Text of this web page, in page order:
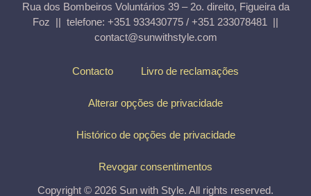
Rua dos Bombeiros Voluntários 39 – 2o. direito, Figueira da
Foz || telefone: +351 933430775 / +351 233078481 ||
contact@sunwithstyle.com
Contacto Livro de reclamações
Alterar opções de privacidade
Histórico de opções de privacidade
Revogar consentimentos
Copyright © 2026 Sun with Style. All rights reserved.